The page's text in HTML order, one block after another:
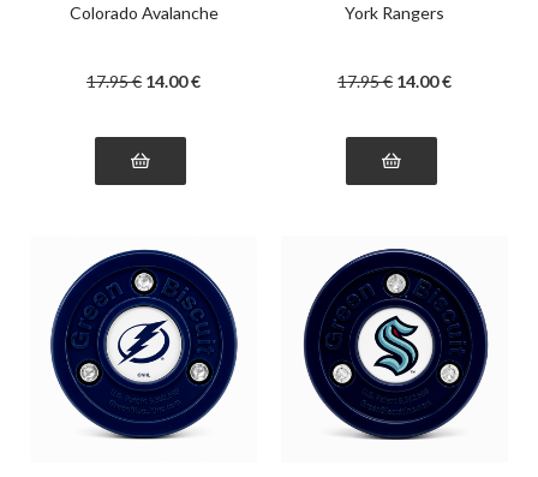
Colorado Avalanche
17.95€ 14.00€
York Rangers
17.95€ 14.00€